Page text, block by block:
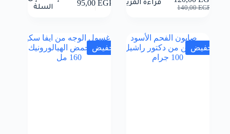
140,00EGP السعر
140,00 EGP.
السعر
120,00 EGP.
قراءة المزيد 95,00 EGP
السلة
تخفيض تخفيض